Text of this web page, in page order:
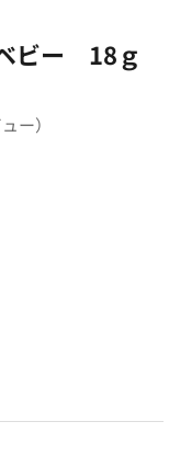
ビー 18ｇ
ー）